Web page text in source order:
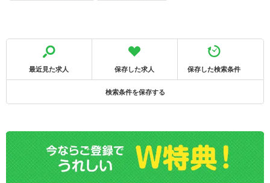
最近見た求人 保存した求人 保存した検索条件
検索条件を保存する